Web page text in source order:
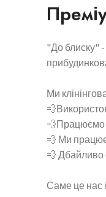
"До блиску" -
Ми
💨Працюємо
💨 Ми
💨 Дбайливо
Саме це нас